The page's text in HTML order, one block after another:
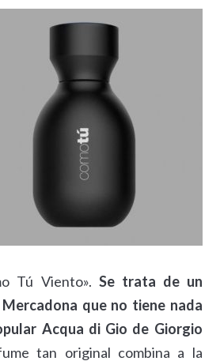
Tú Viento». Se trata de un
que no tiene nada
Acqua di Gio de Giorgio
tan original combina a la